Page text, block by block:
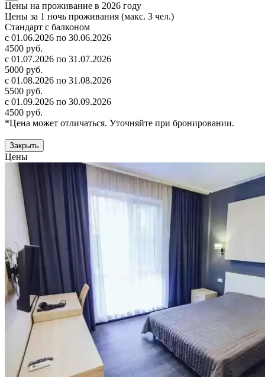
Цены на проживание в 2026 году
Цены за 1 ночь проживания (макс. 3 чел.)
Стандарт с балконом
с 01.06.2026 по 30.06.2026
4500 руб.
с 01.07.2026 по 31.07.2026
5000 руб.
с 01.08.2026 по 31.08.2026
5500 руб.
с 01.09.2026 по 30.09.2026
4500 руб.
*Цена может отличаться. Уточняйте при бронировании.
Закрыть
Цены